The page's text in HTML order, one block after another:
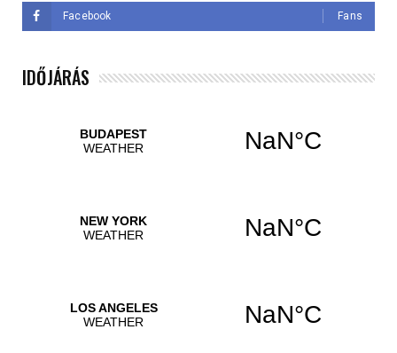
Facebook Fans
IDŐJÁRÁS